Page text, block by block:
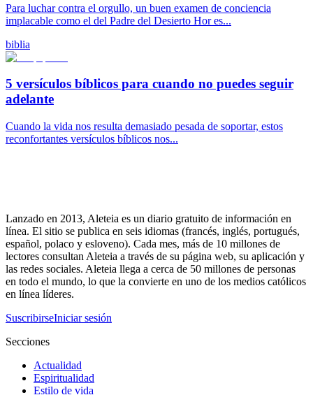
Para luchar contra el orgullo, un buen examen de conciencia
implacable como el del Padre del Desierto Hor es...
biblia
5 versículos bíblicos para cuando no puedes seguir
adelante
Cuando la vida nos resulta demasiado pesada de soportar, estos
reconfortantes versículos bíblicos nos...
Lanzado en 2013, Aleteia es un diario gratuito de información en
línea. El sitio se publica en seis idiomas (francés, inglés, portugués,
español, polaco y esloveno). Cada mes, más de 10 millones de
lectores consultan Aleteia a través de su página web, su aplicación y
las redes sociales. Aleteia llega a cerca de 50 millones de personas
en todo el mundo, lo que la convierte en uno de los medios católicos
en línea líderes.
SuscribirseIniciar sesión
Secciones
Actualidad
Espiritualidad
Estilo de vida